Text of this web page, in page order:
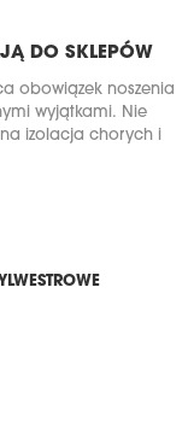
DO SKLEPÓW
obowiązek noszenia
wyjątkami. Nie
izolacja chorych i